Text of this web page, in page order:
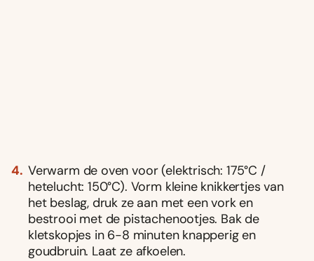
Verwarm de oven voor (elektrisch: 175°C /
hetelucht: 150°C). Vorm kleine knikkertjes van
het beslag, druk ze aan met een vork en
bestrooi met de pistachenootjes. Bak de
kletskopjes in 6-8 minuten knapperig en
goudbruin. Laat ze afkoelen.